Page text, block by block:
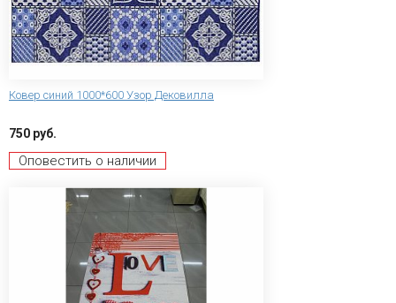
Ковер синий 1000*600 Узор Дековилла
750 руб.
Оповестить о наличии